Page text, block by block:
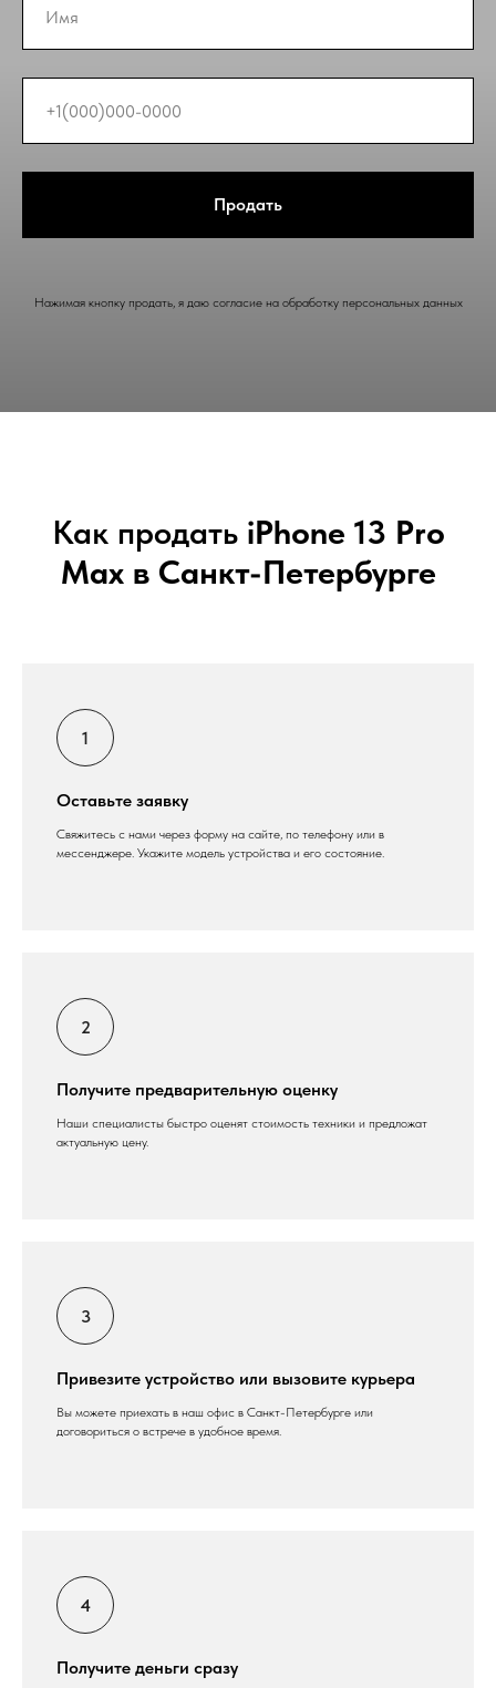
Продать
Нажимая кнопку продать, я даю согласие на обработку персональных данных
Как продать iPhone 13 Pro
Max в Санкт-Петербурге
Оставьте заявку
Свяжитесь с нами через форму на сайте, по телефону или в
мессенджере. Укажите модель устройства и его состояние.
Получите предварительную оценку
Наши специалисты быстро оценят стоимость техники и предложат
актуальную цену.
Привезите устройство или вызовите курьера
Вы можете приехать в наш офис в Санкт-Петербурге или
договориться о встрече в удобное время.
Получите деньги сразу